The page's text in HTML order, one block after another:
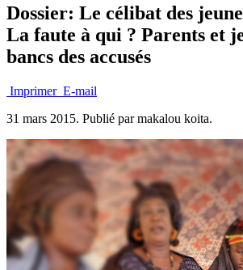
Dossier: Le célibat des
La faute à qui ? Parents et
bancs des accusés
Imprimer E-mail
31 mars 2015. Publié par makalou koita.